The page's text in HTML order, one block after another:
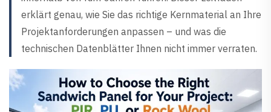
erklärt genau, wie Sie das richtige Kernmaterial an Ihre
Projektanforderungen anpassen – und was die
technischen Datenblätter Ihnen nicht immer verraten.